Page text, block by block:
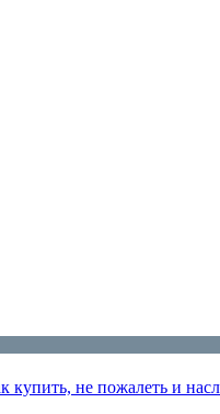
купить, не пожалеть и